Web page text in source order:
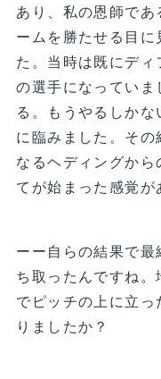
あり、私の恩師で
ームを勝たせる目
た。当時は既にデ
の選手になってい
る。もうやるしか
に臨みました。そ
なるヘディングか
てが始まった感覚が
ーー自らの結果で
ち取ったんですね
でピッチの上に立
りましたか？